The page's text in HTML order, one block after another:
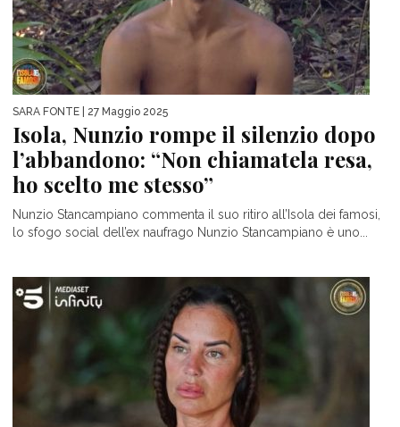
SARA FONTE | 27 Maggio 2025
Isola, Nunzio rompe il silenzio dopo
l’abbandono: “Non chiamatela resa,
ho scelto me stesso”
Nunzio Stancampiano commenta il suo ritiro all’Isola dei famosi,
lo sfogo social dell’ex naufrago Nunzio Stancampiano è uno...